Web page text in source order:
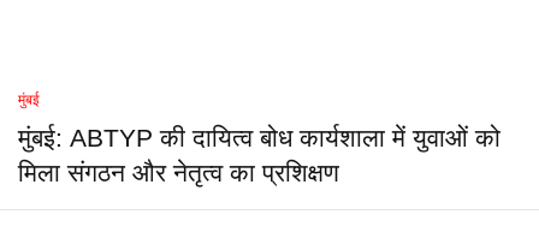
मुंबई
मुंबई: ABTYP की दायित्व बोध कार्यशाला में युवाओं को
मिला संगठन और नेतृत्व का प्रशिक्षण